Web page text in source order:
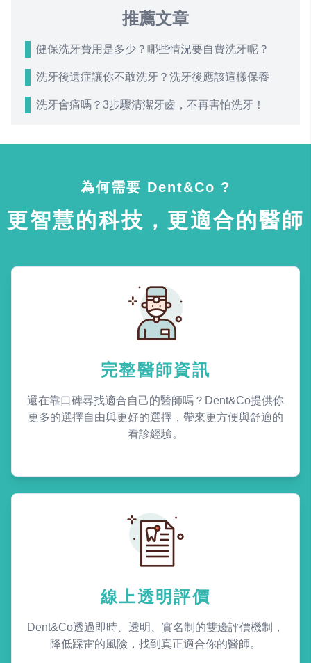
推薦文章
健保洗牙費用是多少？哪些情況要自費洗牙呢？
洗牙後遺症讓你不敢洗牙？洗牙後應該這樣保養
洗牙會痛嗎？3步驟清潔牙齒，不再害怕洗牙！
為何需要 Dent&Co ?
更智慧的科技，更適合的醫師
完整醫師資訊
還在靠口碑尋找適合自己的醫師嗎？Dent&Co提供你
更多的選擇自由與更好的選擇，帶來更方便與舒適的
看診經驗。
線上透明評價
Dent&Co透過即時、透明、實名制的雙邊評價機制，
降低踩雷的風險，找到真正適合你的醫師。